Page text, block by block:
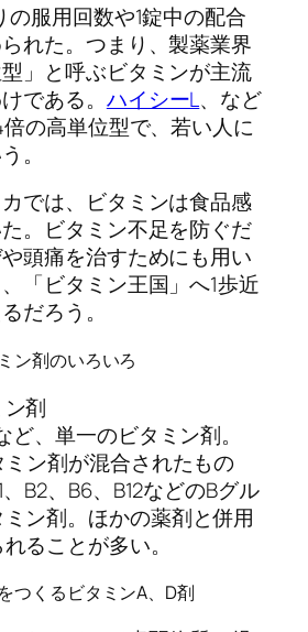
の服用回数や1錠中の配合
れた。つまり、製薬業界
」と呼ぶビタミンが主流
である。 ハイシーL、など
の高単位型で、若い人に
。
では、ビタミンは食品感
。ビタミン不足を防ぐだ
頭痛を治すためにも用い
「ビタミン王国」へ1歩近
だろう。
ン剤のいろいろ
剤
ど、単一のビタミン剤。
ミン剤が混合されたもの
B2、B6、B12などのBグル
ン剤。ほかの薬剤と併用
ることが多い。
つくるビタミンA、D剤